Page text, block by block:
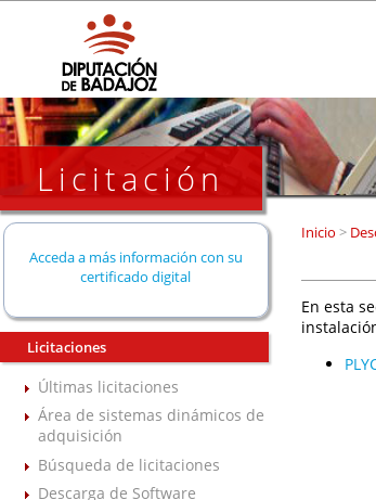
Licitación
Acceda a más información con su
certificado digital
Licitaciones
Últimas licitaciones
Área de sistemas dinámicos de
adquisición
Búsqueda de licitaciones
Descarga de Software
Inicio >
En esta